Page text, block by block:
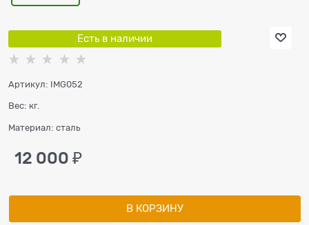
Есть в наличии
Артикул: IMG052
Вес: кг.
Материал: сталь
12 000 ₽
В КОРЗИНУ